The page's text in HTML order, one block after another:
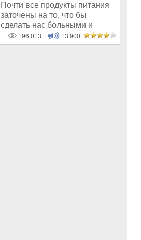
Почти все продукты питания
заточены на то, что бы
сделать нас больными и
бесплодным
196 013 13 900